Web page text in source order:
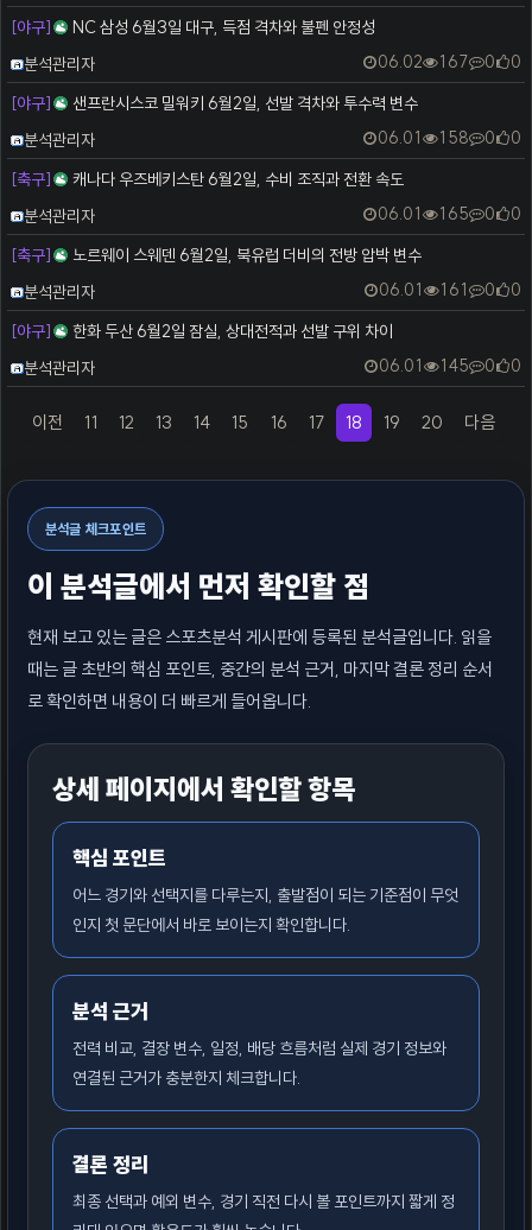
[야구]
NC 삼성 6월3일 대구, 득점 격차와 불펜 안정성
등록자
분석관리자 06.02 167 0
0
[야구]
샌프란시스코 밀워키 6월2일, 선발 격차와 투수력 변수
등록자
분석관리자 06.01 158 0
0
[축구]
캐나다 우즈베키스탄 6월2일, 수비 조직과 전환 속도
등록자
분석관리자 06.01 165 0
0
[축구]
노르웨이 스웨덴 6월2일, 북유럽 더비의 전방 압박 변수
등록자
분석관리자 06.01 161 0
0
[야구]
한화 두산 6월2일 잠실, 상대전적과 선발 구위 차이
등록자
분석관리자 06.01 145 0 0
이전(previous)
11 12 13 14 15 16 17 18(current)
19 20 다음(next)
분석글 체크포인트
이 분석글에서 먼저 확인할 점
현재 보고 있는 글은 스포츠분석 게시판에 등록된 분석글입니다. 읽을
때는 글 초반의 핵심 포인트, 중간의 분석 근거, 마지막 결론 정리 순서
로 확인하면 내용이 더 빠르게 들어옵니다.
상세 페이지에서 확인할 항목
핵심 포인트
어느 경기와 선택지를 다루는지, 출발점이 되는 기준점이 무엇
인지 첫 문단에서 바로 보이는지 확인합니다.
분석 근거
전력 비교, 결장 변수, 일정, 배당 흐름처럼 실제 경기 정보와
연결된 근거가 충분한지 체크합니다.
결론 정리
최종 선택과 예외 변수, 경기 직전 다시 볼 포인트까지 짧게 정